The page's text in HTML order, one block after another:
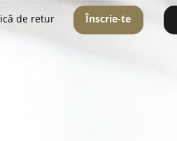
de retur Înscrie-te